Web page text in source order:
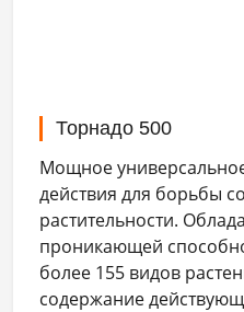
Торнадо 500
Мощное
действия для борьбы
растительности.
проникающей
более 155 видов
содержание